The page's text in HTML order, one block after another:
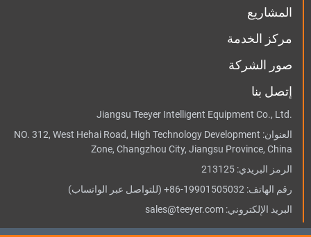
المشاريع
مركز الخدمة
صور الشركة
إتصل بنا
Jiangsu Teeyer Intelligent Equipment Co., Ltd.
العنوان: NO. 312, West Hehai Road, High Technology Development
Zone, Changzhou City, Jiangsu Province, China
الرمز البريدي: 213125
رقم الهاتف: +86-19901505032(للتواصل عبر الواتساب)
البريد الإلكتروني: sales@teeyer.com